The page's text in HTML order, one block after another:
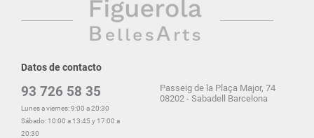
Datos de contacto
93 726 58 35
Lunes a viernes: 9:00 a 20:30
Sábado: 10:00 a 13:45 y 17:00 a
20:30
Passeig de la Plaça Major, 74
08202 - Sabadell Barcelona